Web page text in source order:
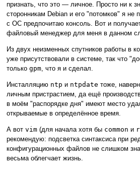
признать, что это — личное. Просто ни к
сторонникам Debian и его "потомков" я
с ОС предпочитаю консоль. Вот и
файловый менеджер для меня в данном
Из двух неизменных спутников работы в
уже присутствовали в системе, так что
только gpm, что я и сделал.
Инсталляцию ntp и ntpdate тоже,
личным пристрастием, да ещё
в моём "распорядке дня" имеют место
открываемые в определённое время.
А вот vim (для начала хотя бы common и
рекомендую: подсветка синтаксиса при
конфигурационных файлов не слишком
весьма облегчает жизнь.